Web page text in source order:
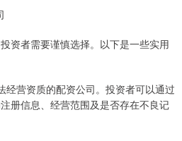
资者需要谨慎选择。以下是一些实用
经营资质的配资公司。投资者可以通过
册信息、经营范围及是否存在不良记